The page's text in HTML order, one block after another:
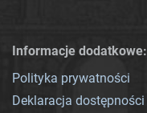
Informacje dodatkowe:
Polityka prywatności
Deklaracja dostępności